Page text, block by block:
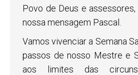
Povo de Deus e
nossa mensagem Pascal.
Vamos vivenciar a Semana
passos de nosso Mestre e
aos limites das